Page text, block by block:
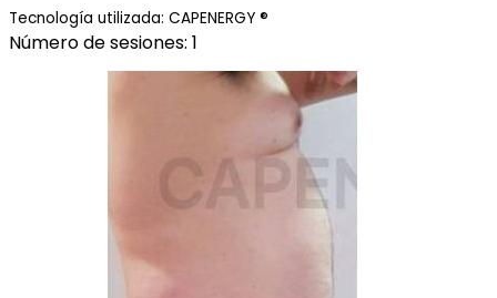
Tecnología utilizada: CAPENERGY ®
Número de sesiones: 1